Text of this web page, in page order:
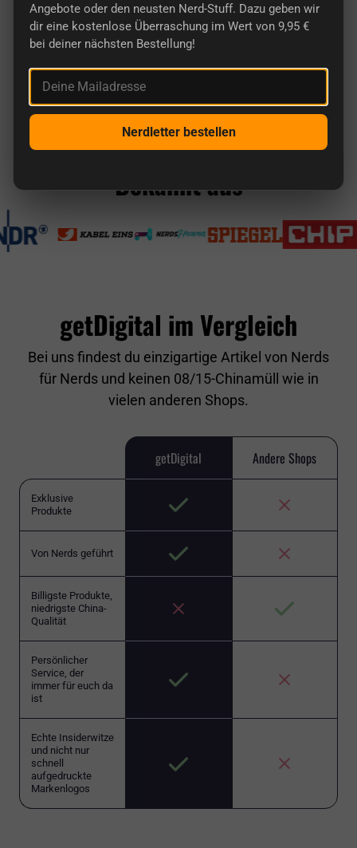
Hier findest du wirklich originelle Geschenke
für Nerds.
Bekannt aus
getDigital im Vergleich
Bei uns findest du einzigartige Artikel von Nerds
für Nerds und keinen 08/15-Chinamüll wie in
vielen anderen Shops.
getDigital Andere Shops
Exklusive
Produkte
Von Nerds geführt
Billigste Produkte,
niedrigste China-
Qualität
Persönlicher
Service, der
immer für euch da
ist
Echte Insiderwitze
und nicht nur
schnell
aufgedruckte
Markenlogos
Angebote oder den neusten Nerd-Stuff. Dazu geben wir
dir eine kostenlose Überraschung im Wert von 9,95 €
bei deiner nächsten Bestellung!
Deine Mailadresse
Nerdletter bestellen